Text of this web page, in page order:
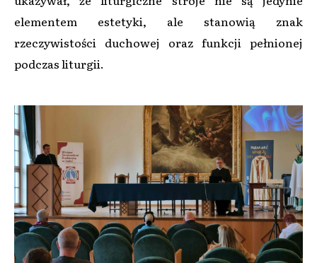
elementem estetyki, ale stanowią znak
rzeczywistości duchowej oraz funkcji pełnionej
podczas liturgii.